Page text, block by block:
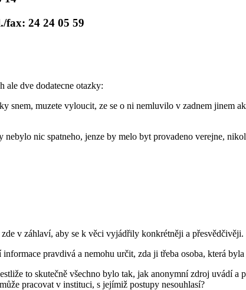
fax: 24 24 05 59
ale dve dodatecne otazky:
snem, muzete vyloucit, ze se o ni nemluvilo v zadnem jinem
nic spatneho, jenze by melo byt provadeno verejne,
v záhlaví, aby se k věci vyjádřily konkrétněji a
pravdivá a nemohu určit, zda ji třeba osoba, která
to skutečně všechno bylo tak, jak anonymní zdroj uvádí
pracovat v instituci, s jejímiž postupy nesouhlasí?